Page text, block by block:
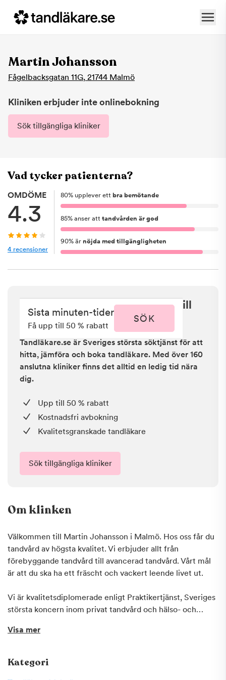
Martin Johansson
Fågelbacksgatan 11G, 21744 Malmö
Kliniken erbjuder inte onlinebokning
Sök tillgängliga kliniker
Vad tycker patienterna?
OMDÖME
4.3
4 recensioner
80% upplever ett bra bemötande
85% anser att tandvården är god
90% är nöjda med tillgängligheten
Sista minuten i Malmö - få upp till
50 % rabatt
Tandläkare.se är Sveriges största söktjänst för att
hitta, jämföra och boka tandläkare. Med över 160
anslutna kliniker finns det alltid en ledig tid nära
dig.
Upp till 50 % rabatt
Kostnadsfri avbokning
Kvalitetsgranskade tandläkare
Sök tillgängliga kliniker
Sista minuten-tider
Få upp till 50 % rabatt
SÖK
Om klinken
Välkommen till Martin Johansson i Malmö. Hos oss får du
tandvård av högsta kvalitet. Vi erbjuder allt från
förebyggande tandvård till avancerad tandvård. Vårt mål
är att du ska ha ett fräscht och vackert leende livet ut.
Vi är kvalitetsdiplomerade enligt Praktikertjänst, Sveriges
största koncern inom privat tandvård och hälso- och
på Praktikertjänst ett kostnadsfritt Tandvårdskonto där du
tandläkarbesök. Detta gör det även möjligt för dig att
delbetala dina kostnader. Fråga oss om du vill veta mer! En
Visa mer
Kategori